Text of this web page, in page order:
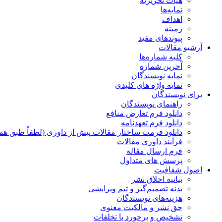
نمایه‌ها
اهداف
زمینه
پیوندهای مفید
آرشیو مقالات
کلیه شماره‌ها
آخرین شماره
نمایه نویسندگان
نمایه واژه های کلیدی
برای نویسندگان
راهنمای نویسندگان
دانلود فرم تعارض منافع
دانلود فرم تعهدنامه
دانلود فرمت ساختار مقالات پیش از داوری (لطفاً طبق
فرآیند داوری مقالات
فرم ارسال مقاله
پرسش های متداول
اصول شفافیت
بیانیه اخلاق نشر
بدنه تصمیم‌گیر و تیم ویرایشی
هزینه‌های نویسندگان
حق نشر و مالکیت معنوی
تشخیص و برخورد با تخلفات